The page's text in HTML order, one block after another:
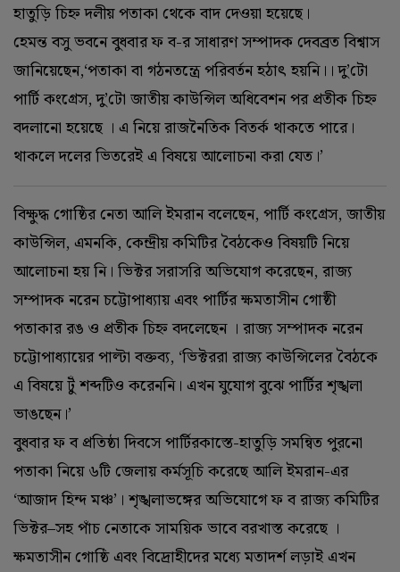
হাতুড়ি চিহ্ন দলীয় পতাকা থেকে বাদ দেওয়া হয়েছে।
হেমন্ত বসু ভবনে বুধবার ফ ব-র সাধারণ সম্পাদক দেবব্রত বিশ্বাস
জানিয়েছেন,‘পতাকা বা গঠনতন্ত্রে পরিবর্তন হঠাৎ হয়নি।। দু’টো
পার্টি কংগ্রেস, দু’টো জাতীয় কাউন্সিল অধিবেশন পর প্রতীক চিহ্ন
বদলানো হয়েছে । এ নিয়ে রাজনৈতিক বিতর্ক থাকতে পারে।
থাকলে দলের ভিতরেই এ বিষয়ে আলোচনা করা যেত।’
বিক্ষুদ্ধ গোষ্ঠির নেতা আলি ইমরান বলেছেন, পার্টি কংগ্রেস, জাতীয়
কাউন্সিল, এমনকি, কেন্দ্রীয় কমিটির বৈঠকেও বিষয়টি নিয়ে
আলোচনা হয় নি। ভিক্টর সরাসরি অভিযোগ করেছেন, রাজ্য
সম্পাদক নরেন চট্টোপাধ্যায় এবং পার্টির ক্ষমতাসীন গোষ্ঠী
পতাকার রঙ ও প্রতীক চিহ্ন বদলেছেন । রাজ্য সম্পাদক নরেন
চট্টোপাধ্যায়ের পাল্টা বক্তব্য, ‘‌ভিক্টররা রাজ্য কাউন্সিলের বৈঠকে
এ বিষয়ে টুঁ শব্দটিও করেননি। এখন যুযোগ বুঝে পার্টির শৃঙ্খলা
ভাঙছেন।’‌
বুধবার ফ ব প্রতিষ্ঠা দিবসে পার্টিরকাস্তে-হাতুড়ি সমন্বিত পুরনো
পতাকা নিয়ে ৬টি জেলায় কর্মসূচি করেছে আলি ইমরান-এর
‘আজাদ হিন্দ মঞ্চ’। শৃঙ্খলাভঙ্গের অভিযোগে ফ ব রাজ্য কমিটির
ভিক্টর–সহ পাঁচ নেতাকে সাময়িক ভাবে বরখাস্ত করেছে ।
ক্ষমতাসীন গোষ্ঠি এবং বিদ্রোহীদের মধ্যে মতাদর্শ লড়াই এখন